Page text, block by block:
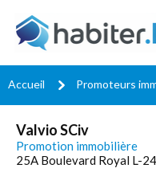
Accueil Promoteurs
Valvio SCiv
Promotion immobilière
25A Boulevard Royal L-